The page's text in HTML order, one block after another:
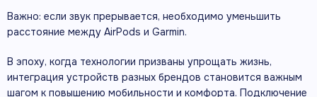
Важно: если звук прерывается, необходимо уменьшить
расстояние между AirPods и Garmin.
В эпоху, когда технологии призваны упрощать жизнь,
интеграция устройств разных брендов становится важным
шагом к повышению мобильности и комфорта. Подключение